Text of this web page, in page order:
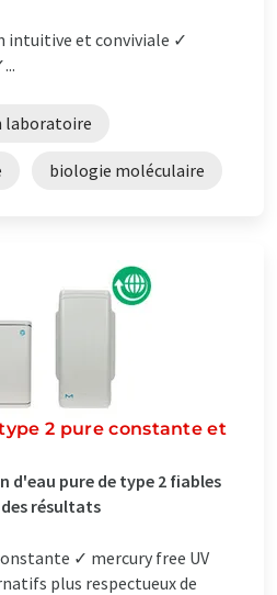
et conviviale ✓
laboratoire
biologie moléculaire
2 pure constante et
d'eau pure de type 2 fiables
résultats
✓ mercury free UV
plus respectueux de